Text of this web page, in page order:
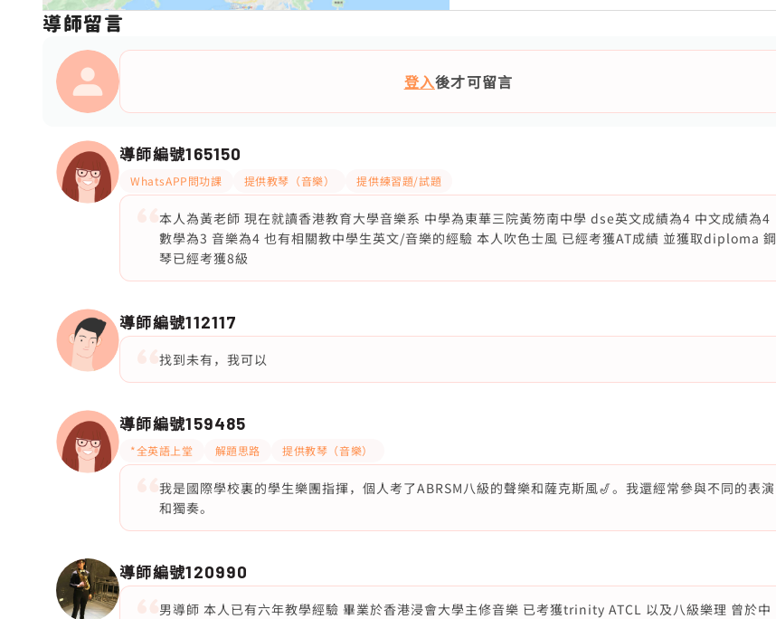
導師留言
登入後才可留言
導師編號165150
WhatsAPP問功課 提供教琴（音樂） 提供練習題/試題
本人為黃老師 現在就讀香港教育大學音樂系 中學為東華三院黃笏南中學 dse英文成績為4 中文成績為4
數學為3 音樂為4 也有相關教中學生英文/音樂的經驗 本人吹色士風 已經考獲AT成績 並獲取diploma 鋼
琴已經考獲8級
導師編號112117
找到未有，我可以
導師編號159485
*全英語上堂 解題思路 提供教琴（音樂）
我是國際學校裏的學生樂團指揮，個人考了ABRSM八級的聲樂和薩克斯風🎷。我還經常參與不同的表演
和獨奏。
導師編號120990
男導師 本人已有六年教學經驗 畢業於香港浸會大學主修音樂 已考獲trinity ATCL 以及八級樂理 曾於中